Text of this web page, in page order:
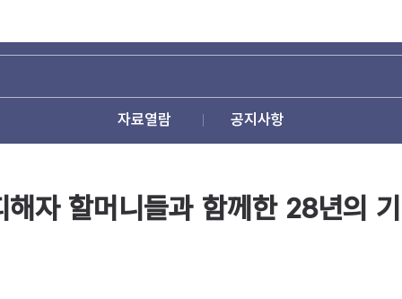
자료열람 공지사항
자 할머니들과 함께한 28년의